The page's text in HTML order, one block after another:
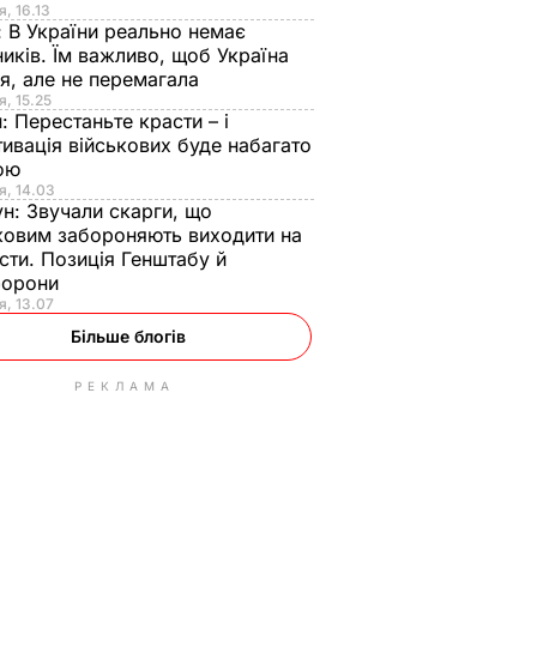
16.13
В України реально немає
Їм важливо, щоб Україна
але не перемагала
15.25
Перестаньте красти – і
військових буде набагато
14.03
Звучали скарги, що
забороняють виходити на
Позиція Генштабу й
13.07
Більше блогів
РЕКЛАМА